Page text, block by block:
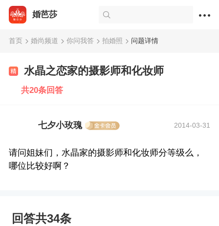
婚芭莎
首页 婚尚频道 你问我答 拍婚照 问题详情
水晶之恋家的摄影师和化妆师
共20条回答
七夕小玫瑰 2014-03-31
请问姐妹们，水晶家的摄影师和化妆师分等级么，
哪位比较好啊？
回答共34条